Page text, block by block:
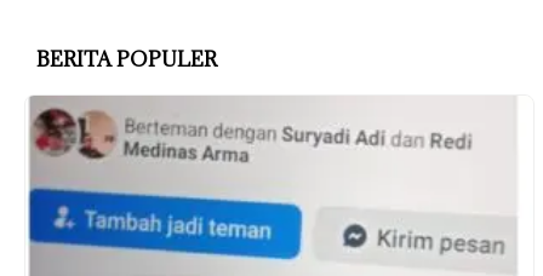
BERITA POPULER